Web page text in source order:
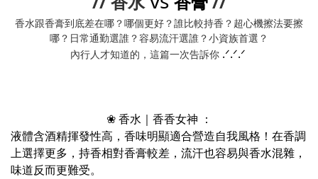
香水跟香膏到底差在哪？哪個更好？誰比較持香？超心機擦法要擦
哪？日常通勤選誰？容易流汗選誰？小資族首選？
內行人才知道的，這篇一次告訴你.ᐟ.ᐟ.ᐟ
❀ 香水｜香香女神 ：
液體含酒精揮發性高，香味明顯適合營造自我風格！ 在香調
上選擇更多， 持香相對香膏較差，流汗也容易與香水混雜，
味道反而更難受。